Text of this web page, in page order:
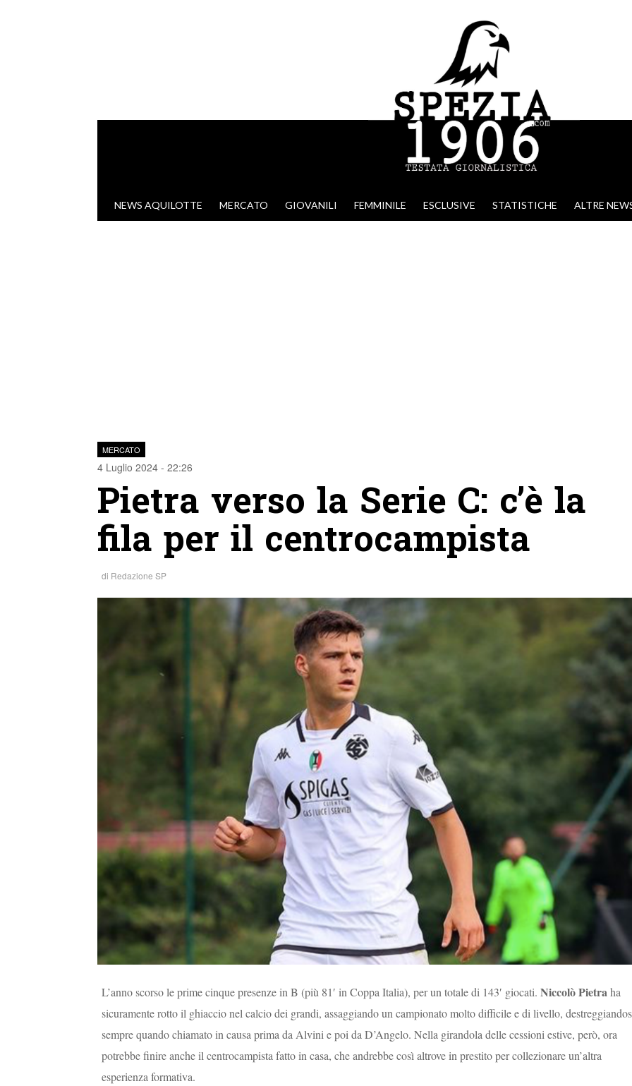
VAI AL CONTENUTO
NEWS AQUILOTTE MERCATO GIOVANILI FEMMINILE ESCLUSIVE STATISTICHE ALTRE
MERCATO
4 Luglio 2024 - 22:26
Pietra verso la Serie C: c’è la
fila per il centrocampista
di Redazione SP
L’anno scorso le prime cinque presenze in B (più 81′ in Coppa Italia), per un totale di 143′ giocati. Niccolò Pietraha
sicuramente rotto il ghiaccio nel calcio dei grandi, assaggiando un campionato molto difficile e di livello,
sempre quando chiamato in causa prima da Alvini e poi da D’Angelo. Nella girandola delle cessioni estive, però, ora
potrebbe finire anche il centrocampista fatto in casa, che andrebbe così altrove in prestito per collezionare un’altra
esperienza formativa.